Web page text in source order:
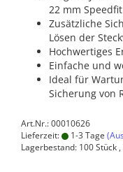
22 mm
Zusätzliche
Lösen der
Hochwertiges
Einfache und
Ideal für
Sicherung von
Art.Nr.: 00010626
Lieferzeit:
1-3 Tage
Lagerbestand: 100 Stück